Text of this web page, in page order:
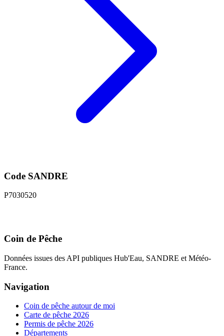
Code SANDRE
P7030520
Coin de Pêche
Données issues des API publiques Hub'Eau, SANDRE et Météo-
France.
Navigation
Coin de pêche autour de moi
Carte de pêche 2026
Permis de pêche 2026
Départements